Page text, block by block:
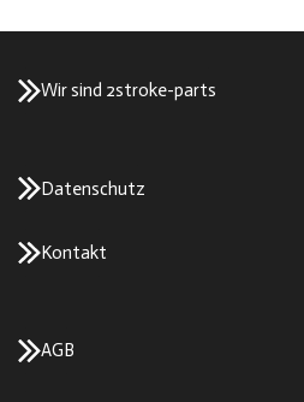
Wir sind 2stroke-parts
Datenschutz
Kontakt
AGB